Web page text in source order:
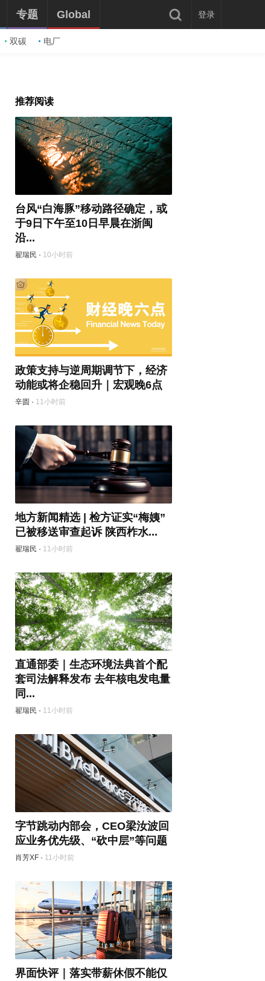
双碳 电厂
专题 Global 登录
推荐阅读
台风“白海豚”移动路径确定，或
于9日下午至10日早晨在浙闽
沿...
翟瑞民 · 10小时前
政策支持与逆周期调节下，经济
动能或将企稳回升｜宏观晚6点
辛圆 · 11小时前
地方新闻精选 | 检方证实“梅姨”
已被移送审查起诉 陕西柞水...
翟瑞民 · 11小时前
直通部委｜生态环境法典首个配
套司法解释发布 去年核电发电量
同...
翟瑞民 · 11小时前
字节跳动内部会，CEO梁汝波回
应业务优先级、“砍中层”等问题
肖芳XF · 11小时前
界面快评｜落实带薪休假不能仅